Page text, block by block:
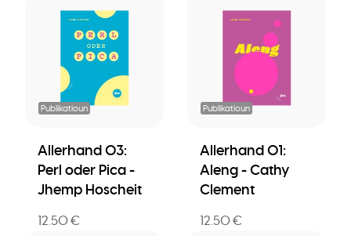
Publikatioun
Allerhand 03:
Perl oder Pica -
Jhemp Hoscheit
12.50 €
Publikatioun
Allerhand 01:
Aleng - Cathy
Clement
12.50 €